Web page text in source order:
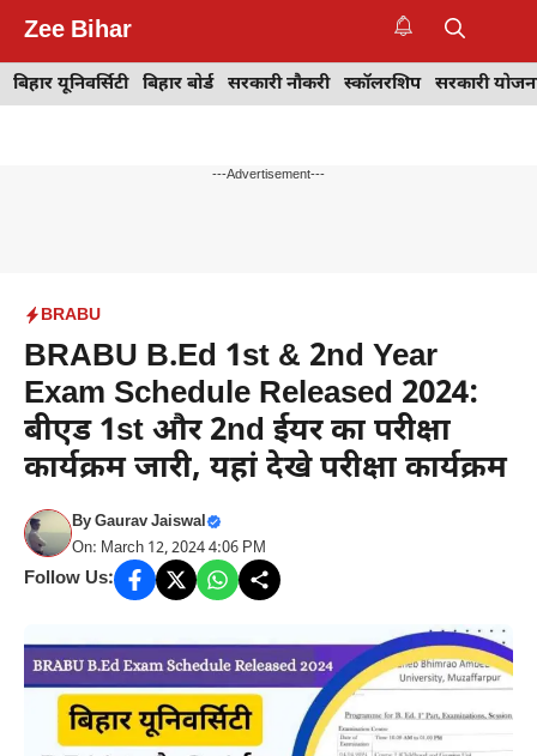
content
Zee Bihar
बिहार यूनिवर्सिटी बिहार बोर्ड सरकारी नौकरी स्कॉलरशिप सरकारी
---Advertisement---
BRABU
BRABU B.Ed 1st & 2nd Year
Exam Schedule Released 2024:
बीएड 1st और 2nd ईयर का परीक्षा
कार्यक्रम जारी, यहां देखे परीक्षा कार्यक्रम
ByGaurav Jaiswal
On: March 12, 2024 4:06 PM
Follow Us: